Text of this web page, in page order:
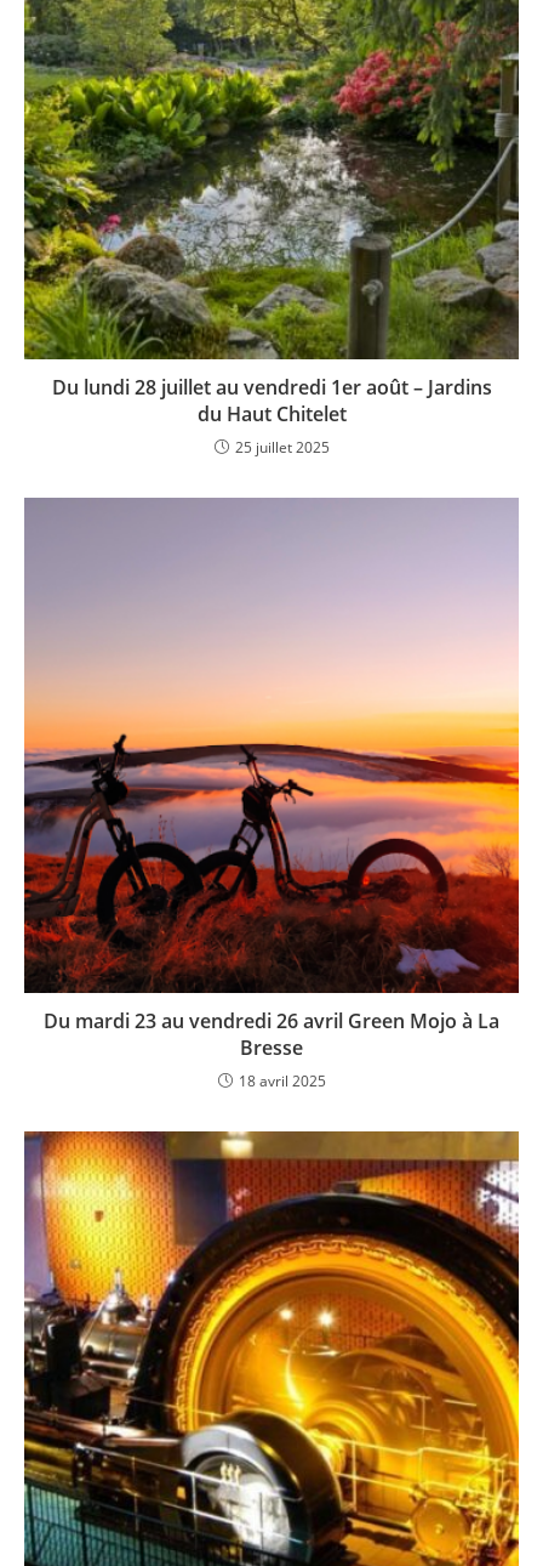
Du lundi 28 juillet au vendredi 1er août – Jardins
du Haut Chitelet
25 juillet 2025
Du mardi 23 au vendredi 26 avril Green Mojo à La
Bresse
18 avril 2025